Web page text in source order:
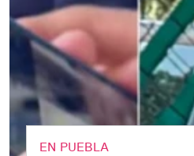
EN PUEBLA